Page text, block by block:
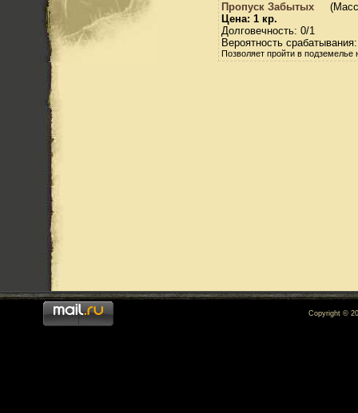
Пропуск Забытых
Цена: 1 кр.
Долговечность: 0/1
Вероятность
Позволяет пройти в подземелье
Copyright ©